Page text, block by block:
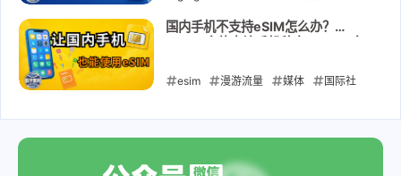
号 | WhatsApp | 海外银行
国际社交 跨境电商 TikTok
2026-05-23
国内手机不支持eSIM怎么办？
卡多号｜Telegram/TikTok/出国必
备｜iPhone/安卓都支持
esim 漫游流量 媒体 国际社
tg xesim
2026-05-03